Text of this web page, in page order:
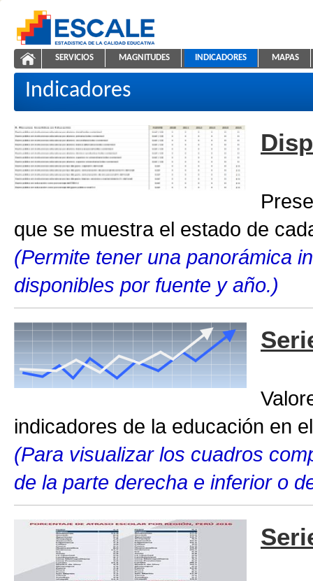
ESCALE - Unidad de Estadística Educativa
Indicadores educativos
NAVEGACIÓN
SERVICIOS MAGNITUDES INDICADORES MAPAS
Indicadores
que se muestra el estado de
(Permite tener una panorámica
disponibles por fuente y año.)
indicadores de la educación en
(Para visualizar los cuadros
de la parte derecha e inferior o